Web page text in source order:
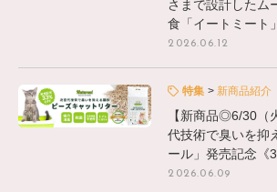
さまで設計したム
食「イートミート」
2026.06.12
特集 新商品紹介
【新商品◎6/30（
代技術で臭いを抑
ール」発売記念《
2026.06.09